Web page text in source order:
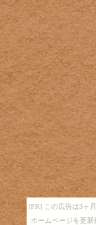
[PR] この広告は3ヶ
ホームページを更